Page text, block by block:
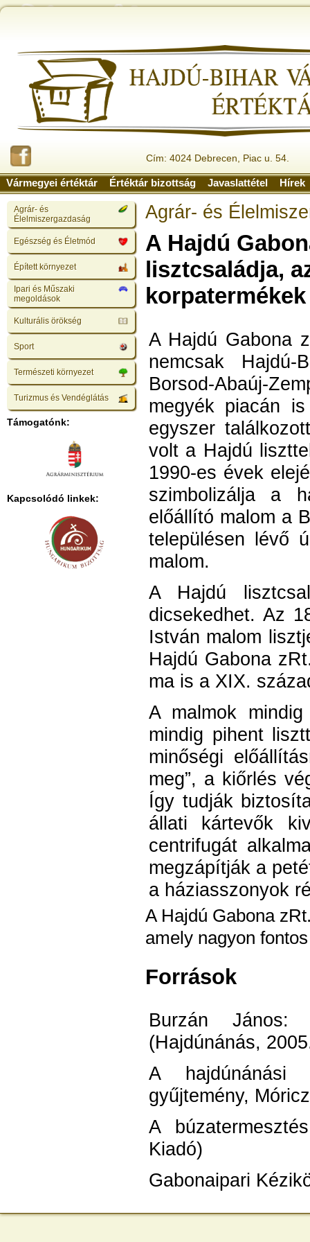
Cím: 4024 Debrecen, Piac u. 54.
Vármegyei értéktár Értéktár bizottság Javaslattétel Hírek
Agrár- és
Élelmiszergazdaság
Egészség és Életmód
Épített környezet
Ipari és Műszaki
megoldások
Kulturális örökség
Sport
Természeti környezet
Turizmus és Vendéglátás
Támogatónk:
Kapcsolódó linkek:
Agrár- és
A Hajdú
lisztcsaládja,
korpatermékek
A Hajdú Gabona
nemcsak Hajdú-
Borsod-Abaúj-
megyék piacán
egyszer
volt a Hajdú
1990-es évek
szimbolizálja a
előállító malom a
településen lévő
malom.
A Hajdú
dicsekedhet. Az
István malom
Hajdú Gabona
ma is a XIX.
A malmok
mindig pihent
minőségi
meg”, a kiőrlés
Így tudják
állati kártevők
centrifugát
megzápítják a
a háziasszonyok
A Hajdú Gabona
amely nagyon
Források
Burzán János:
(Hajdúnánás,
A hajdúnánási
gyűjtemény,
A
Kiadó)
Gabonaipari